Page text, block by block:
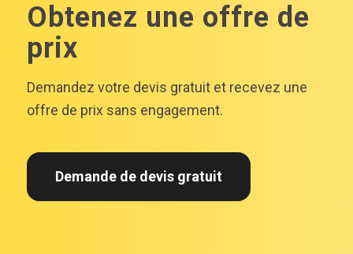
Obtenez une offre de
prix
Demandez votre devis gratuit et recevez une
offre de prix sans engagement.
Demande de devis gratuit